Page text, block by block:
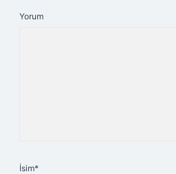
Yorum
İsim*